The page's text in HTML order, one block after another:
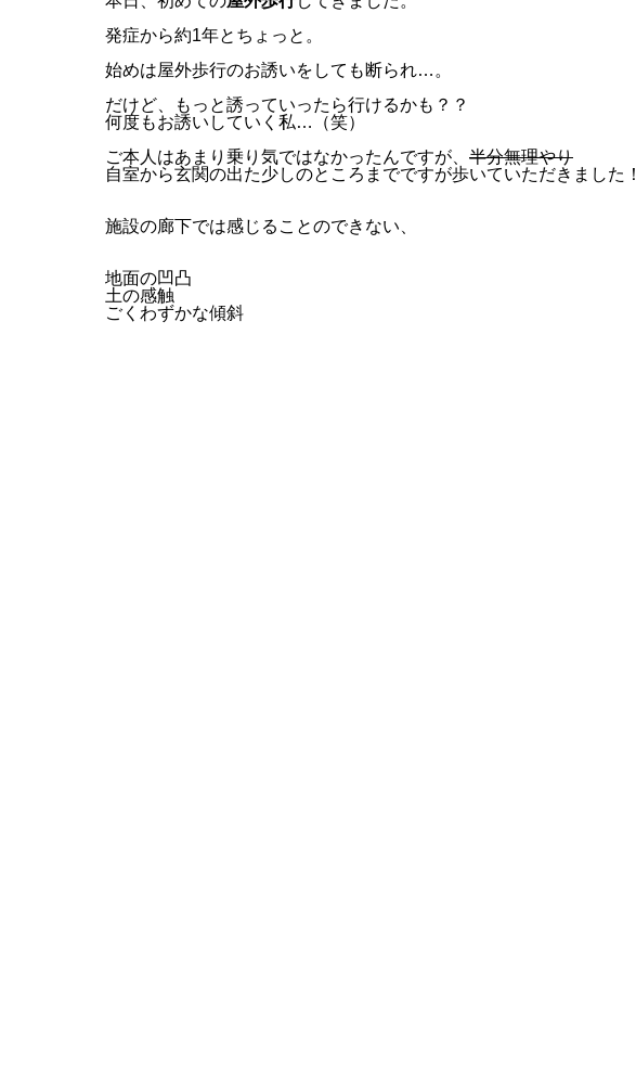
発症から約1年とちょっと。
始めは屋外歩行のお誘いをしても断られ…。
だけど、もっと誘っていったら行けるかも？？
何度もお誘いしていく私…（笑）
ご本人はあまり乗り気ではなかったんですが、 半分無理やり
自室から玄関の出た少しのところまでですが歩いていただきました！
施設の廊下では感じることのできない、
地面の凹凸
土の感触
ごくわずかな傾斜